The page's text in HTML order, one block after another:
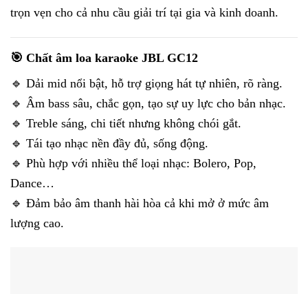
trọn vẹn cho cả nhu cầu giải trí tại gia và kinh doanh.
🎯 Chất âm loa karaoke JBL GC12
🔹 Dải mid nổi bật, hỗ trợ giọng hát tự nhiên, rõ ràng.
🔹 Âm bass sâu, chắc gọn, tạo sự uy lực cho bản nhạc.
🔹 Treble sáng, chi tiết nhưng không chói gắt.
🔹 Tái tạo nhạc nền đầy đủ, sống động.
🔹 Phù hợp với nhiều thể loại nhạc: Bolero, Pop,
Dance…
🔹 Đảm bảo âm thanh hài hòa cả khi mở ở mức âm
lượng cao.